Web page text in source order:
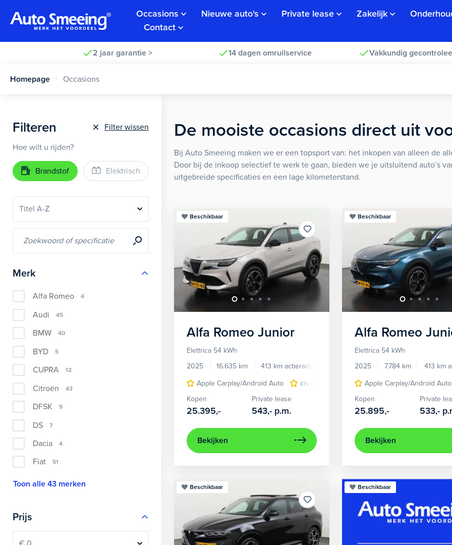
Occasions Nieuwe auto's Private lease Zakelijk
Contact
2 jaar garantie > 14 dagen omruilservice Vakkundig
Homepage Occasions
Filteren
Filter wissen
Hoe wilt u rijden?
Brandstof Elektrisch
Merk
Alfa Romeo 4
Audi 45
BMW 40
BYD 5
CUPRA 12
Citroën 43
DFSK 9
DS 7
Dacia 4
Fiat 51
Toon alle 43 merken
Prijs
De mooiste occasions direct uit
Bij Auto Smeeing maken we er een topsport van: het inkopen van alleen de
Door bij de inkoop selectief te werk te gaan, bieden we je uitsluitend auto’s
uitgebreide specificaties en een lage kilometerstand.
Beschikbaar
Alfa Romeo Junior
Elettrica 54 kWh
2025
16.635 km 413 km actieradius
Elektrisch
Apple Carplay/Android Auto
cruise control adaptief LED koplampen
Kopen
25.395,-
Private lease
543,- p.m.
Bekijken
Beschikbaar
Alfa Romeo
Elettrica 54 kWh
2025
7.784 km 413 km
Apple Carplay/Android Auto
Kopen
25.895,-
Private
533,-
Bekijken
Beschikbaar Beschikbaar